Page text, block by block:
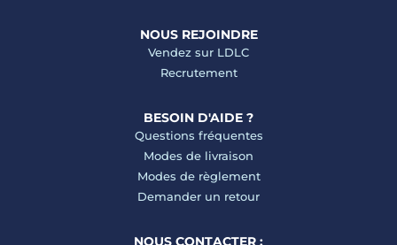
NOUS REJOINDRE
Vendez sur LDLC
Recrutement
BESOIN D'AIDE ?
Questions fréquentes
Modes de livraison
Modes de règlement
Demander un retour
NOUS CONTACTER :